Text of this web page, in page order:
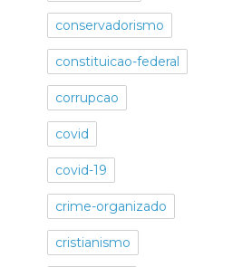
conservadorismo
constituicao-federal
corrupcao
covid
covid-19
crime-organizado
cristianismo